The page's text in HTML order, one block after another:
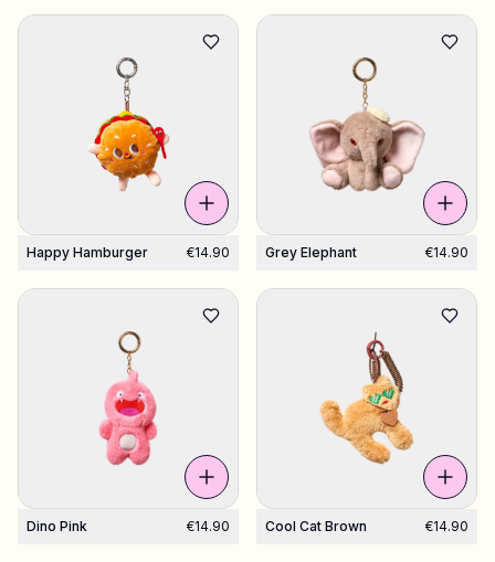
Happy Hamburger €14.90 Grey Elephant €14.90
Dino Pink €14.90 Cool Cat Brown €14.90